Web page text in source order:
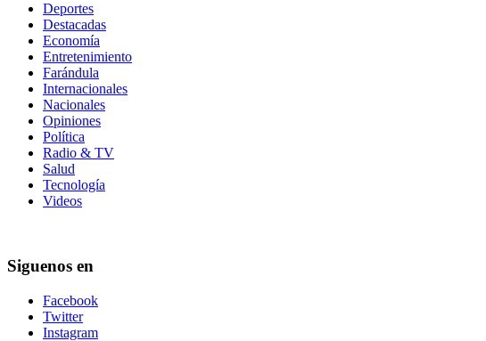
Deportes
Destacadas
Economía
Entretenimiento
Farándula
Internacionales
Nacionales
Opiniones
Política
Radio & TV
Salud
Tecnología
Videos
Siguenos en
Facebook
Twitter
Instagram